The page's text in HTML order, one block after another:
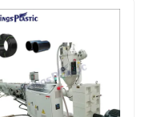
معلومات عنا
جولة في المعمل